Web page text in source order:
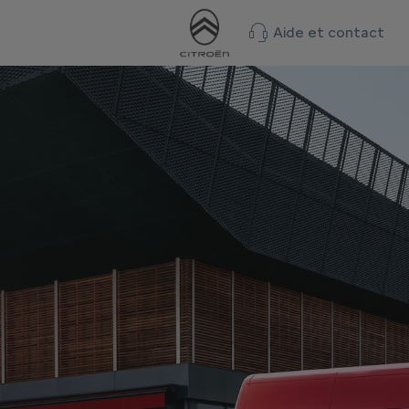
Aide et contact